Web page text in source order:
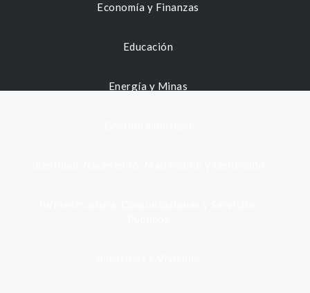
Economía y Finanzas
Educación
Energía y Minas